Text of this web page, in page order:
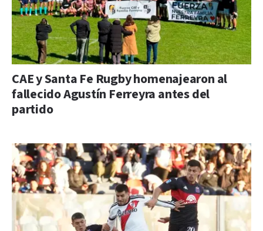
CAE y Santa Fe Rugby homenajearon al
fallecido Agustín Ferreyra antes del
partido